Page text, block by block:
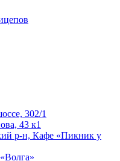
302/1
43 к1
р-н, Кафе «Пикник у